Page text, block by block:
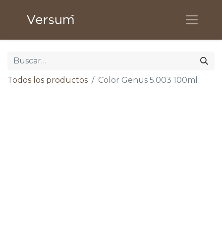
Todos los productos Color Genus 5.003 100ml